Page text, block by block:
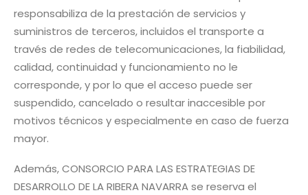
responsabiliza de la prestación de servicios y
suministros de terceros, incluidos el transporte a
través de redes de telecomunicaciones, la fiabilidad,
calidad, continuidad y funcionamiento no le
corresponde, y por lo que el acceso puede ser
suspendido, cancelado o resultar inaccesible por
motivos técnicos y especialmente en caso de fuerza
mayor.
Además, CONSORCIO PARA LAS ESTRATEGIAS DE
DESARROLLO DE LA RIBERA NAVARRA se reserva el